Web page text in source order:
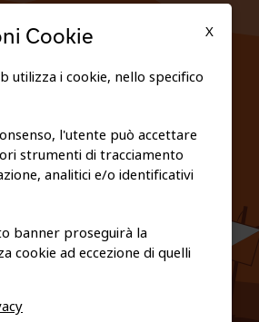
E COOKIE POLICY
X
Cookie
utilizza i cookie, nello specifico
l'utente può accettare
strumenti di tracciamento
analitici e/o identificativi
banner proseguirà la
cookie ad eccezione di quelli